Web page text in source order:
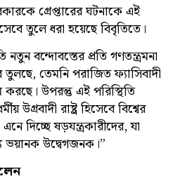
গ্রেপ্তারের ঘটনাকে এই
তুলে ধরা হয়েছে বিবৃতিতে।
বন্দোবস্তের প্রতি গণতন্ত্রমনা
তুলছে, তেমনি পরাজিত ফ্যাসিবাদী
করছে। উপরন্তু এই পরিস্থিতি
উগ্রবাদী রাষ্ট্র হিসেবে বিশ্বের
দিচ্ছে ষড়যন্ত্রকারীদের, যা
ভয়ানক উদ্বেগজনক।”